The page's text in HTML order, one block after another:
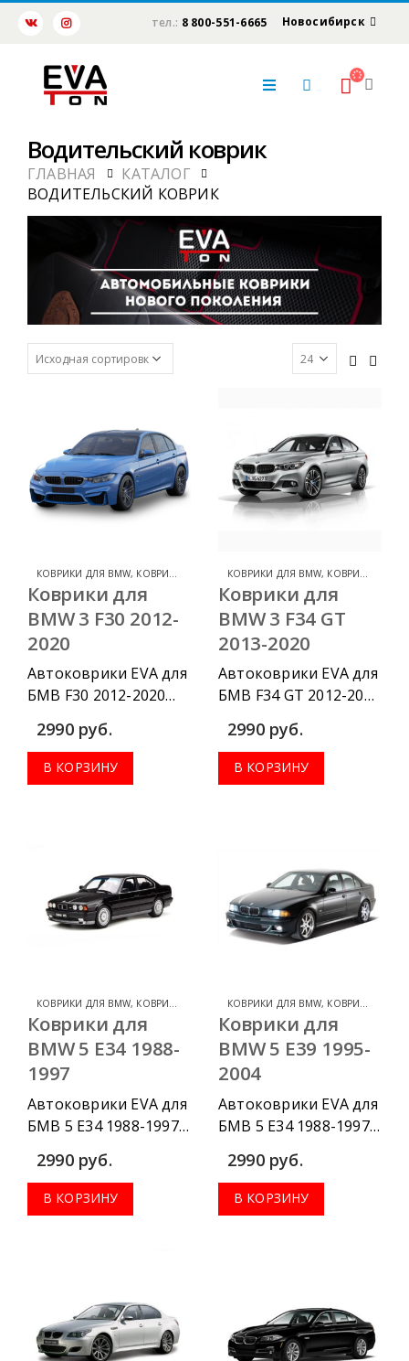
тел.: 8 800-551-6665 Новосибирск
Водительский коврик
ГЛАВНАЯ
КАТАЛОГ
ВОДИТЕЛЬСКИЙ КОВРИК
КОВРИКИ ДЛЯ BMW, КОВРИКИ ДЛЯ BMW 3 SERIES
Коврики для
BMW 3 F30 2012-
2020
Автоковрики EVA для
БМВ F30 2012-2020
приобрести в
комплектации:
водительский
2990 руб.
В КОРЗИНУ
КОВРИКИ ДЛЯ BMW, КОВРИКИ ДЛЯ BMW 3 SERIES
Коврики для
BMW 3 F34 GT
2013-2020
Автоковрики EVA для
БМВ F34 GT 2012-2020
приобрести в
комплектации:
водительский
2990 руб.
В КОРЗИНУ
КОВРИКИ ДЛЯ BMW, КОВРИКИ ДЛЯ BMW 5 SERIES
Коврики для
BMW 5 E34 1988-
1997
Автоковрики EVA для
БМВ 5 Е34 1988-1997
приобрести в
комплектации:
водительский
2990 руб.
В КОРЗИНУ
КОВРИКИ ДЛЯ BMW, КОВРИКИ ДЛЯ BMW 5 SERIES
Коврики для
BMW 5 E39 1995-
2004
Автоковрики EVA для
БМВ 5 Е34 1988-1997
приобрести в
комплектации:
водительский
2990 руб.
В КОРЗИНУ